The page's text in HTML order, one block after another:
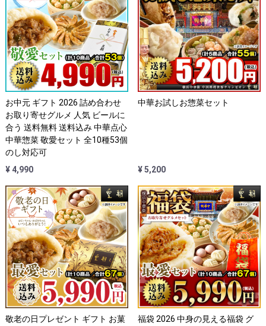
お中元 ギフト 2026 詰め合わせ
お取り寄せグルメ 人気 ビールに
合う 送料無料 送料込み 中華点心
中華惣菜 敬愛セット 全10種53個
のし対応可
¥ 4,990
中華お試しお惣菜セット
¥ 5,200
敬老の日プレゼント ギフト お菓
福袋 2026 中身の見える福袋 グ